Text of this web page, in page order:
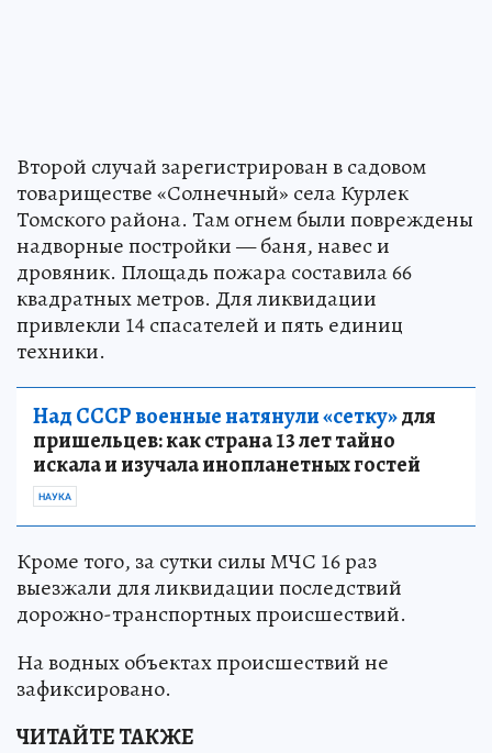
Второй случай зарегистрирован в садовом
товариществе «Солнечный» села Курлек
Томского района. Там огнем были повреждены
надворные постройки — баня, навес и
дровяник. Площадь пожара составила 66
квадратных метров. Для ликвидации
привлекли 14 спасателей и пять единиц
техники.
Над СССР военные натянули «сетку»для
пришельцев: как страна 13 лет тайно
искала и изучала инопланетных гостей
НАУКА
Кроме того, за сутки силы МЧС 16 раз
выезжали для ликвидации последствий
дорожно-транспортных происшествий.
На водных объектах происшествий не
зафиксировано.
ЧИТАЙТЕ ТАКЖЕ